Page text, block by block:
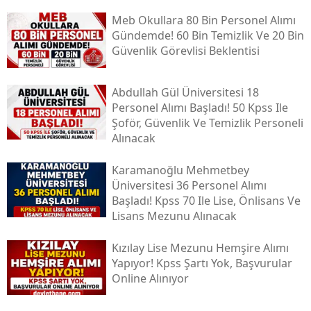
Meb Okullara 80 Bin Personel Alımı
Gündemde! 60 Bin Temizlik Ve 20 Bin
Güvenlik Görevlisi Beklentisi
Abdullah Gül Üniversitesi 18
Personel Alımı Başladı! 50 Kpss Ile
Şoför, Güvenlik Ve Temizlik Personeli
Alınacak
Karamanoğlu Mehmetbey
Üniversitesi 36 Personel Alımı
Başladı! Kpss 70 Ile Lise, Önlisans Ve
Lisans Mezunu Alınacak
Kızılay Lise Mezunu Hemşire Alımı
Yapıyor! Kpss Şartı Yok, Başvurular
Online Alınıyor